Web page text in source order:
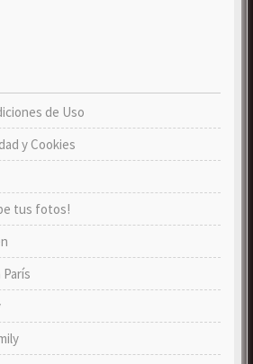
de Uso
y Cookies
tus fotos!